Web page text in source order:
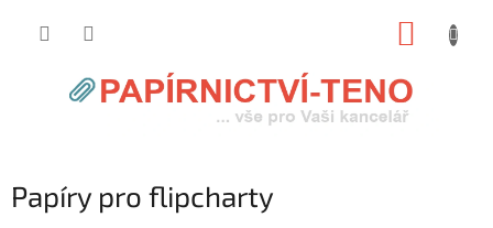
Papíry pro flipcharty